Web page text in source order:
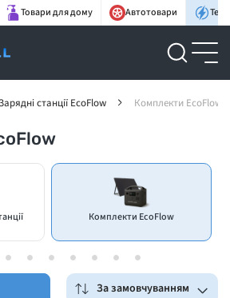
Товари для дому Автотовари
станції EcoFlow Комплекти EcoFlow
Комплекти EcoFlow
За замовчуванням